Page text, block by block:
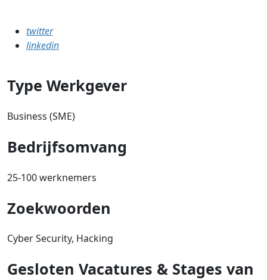
twitter
linkedin
Type Werkgever
Business (SME)
Bedrijfsomvang
25-100 werknemers
Zoekwoorden
Cyber Security, Hacking
Gesloten Vacatures & Stages van